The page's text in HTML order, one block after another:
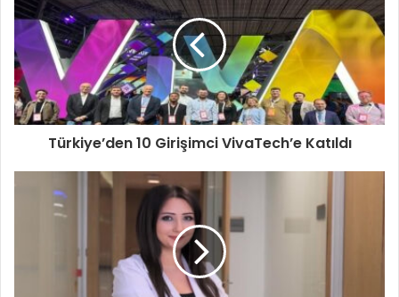
Türkiye’den 10 Girişimci VivaTech’e Katıldı